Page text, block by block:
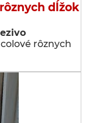
dĺžok
rôznych